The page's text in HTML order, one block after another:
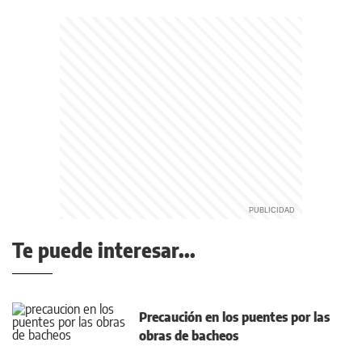
Te puede interesar...
Precaución en los puentes por las
obras de bacheos